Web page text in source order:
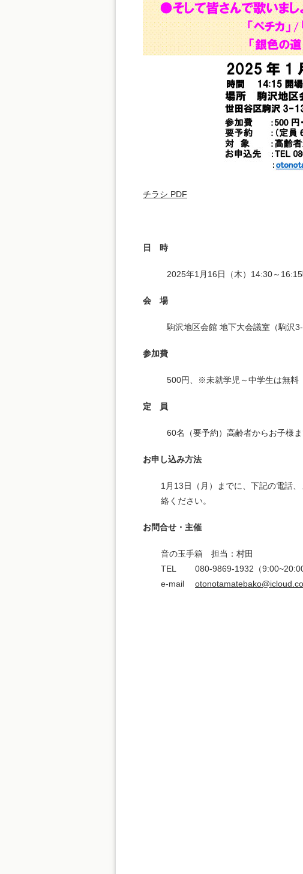
チラシ PDF
日 時
2025年1月16日（木）14:30～
会 場
駒沢地区会館 地下大会議室（駒沢
参加費
500円、※未就学児～中学生は無料
定 員
60名（要予約）高齢者からお子様
お申し込み方法
1月13日（月）までに、下記の電話
絡ください。
お問合せ・主催
音の玉手箱 担当：村田
TEL 080-9869-1932（9:00~20:00
e-mail